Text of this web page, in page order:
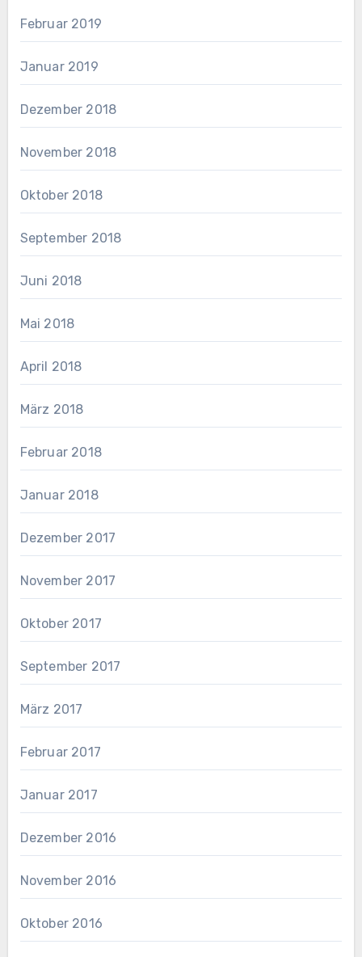
Februar 2019
Januar 2019
Dezember 2018
November 2018
Oktober 2018
September 2018
Juni 2018
Mai 2018
April 2018
März 2018
Februar 2018
Januar 2018
Dezember 2017
November 2017
Oktober 2017
September 2017
März 2017
Februar 2017
Januar 2017
Dezember 2016
November 2016
Oktober 2016